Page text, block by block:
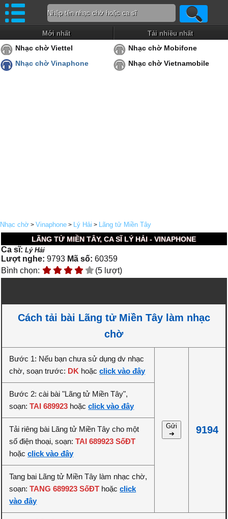
Mới nhất Tải nhiều nhất
Nhạc chờ Viettel
Nhạc chờ Mobifone
Nhạc chờ Vinaphone
Nhạc chờ Vietnamobile
Nhạc chờ > Vinaphone > Lý Hải > Lãng tử Miền Tây
LÃNG TỬ MIỀN TÂY, CA SĨ LÝ HẢI - VINAPHONE
Ca sĩ:Lý Hải
Lượt nghe: 9793 Mã số: 60359
Bình chọn:
(5 lượt)
Cách tải bài Lãng tử Miền Tây làm nhạc
chờ
Bước 1: Nếu bạn chưa sử dụng dv nhạc
chờ, soạn trước: DK hoặcclick vào đây
Gửi
➔
9194
Bước 2: cài bài "Lãng tử Miền Tây",
soạn:TAI 689923 hoặcclick vào đây
Tải riêng bài Lãng tử Miền Tây cho một
số điện thoại, soạn:TAI 689923 SốĐT
hoặcclick vào đây
Tang bai Lãng tử Miền Tây làm nhạc chờ,
soạn:TANG 689923 SốĐT hoặcclick
vào đây